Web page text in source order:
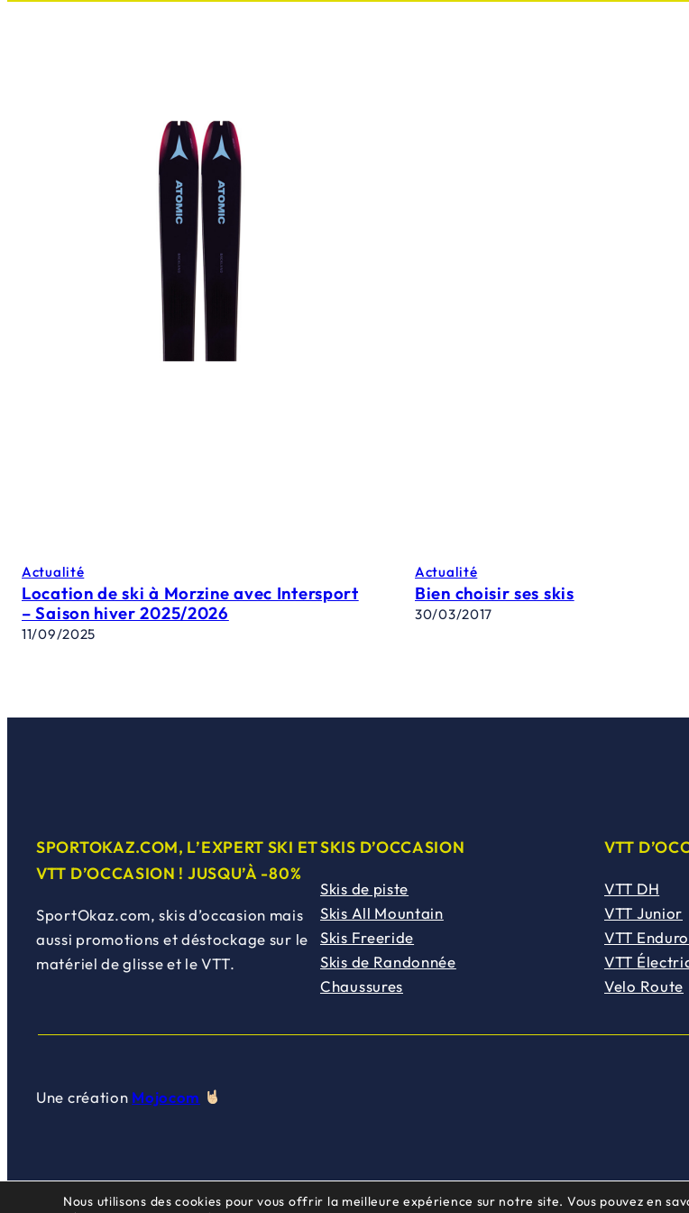
Actualité
Location de ski à Morzine avec Intersport
– Saison hiver 2025/2026
11/09/2025
Actualité
Bien choisir ses skis
30/03/2017
SPORTOKAZ.COM, L’EXPERT SKI ET
VTT D’OCCASION ! JUSQU’À -80%
SportOkaz.com, skis d’occasion mais
aussi promotions et déstockage sur le
matériel de glisse et le VTT.
SKIS D’OCCASION
Skis de piste
Skis All Mountain
Skis Freeride
Skis de Randonnée
Chaussures
VTT
VTT DH
VTT Junior
VTT Enduro
VTT
Velo Route
Une création Mojocom
Nous utilisons des cookies pour vous offrir la meilleure expérience sur notre site. Vous pouvez en